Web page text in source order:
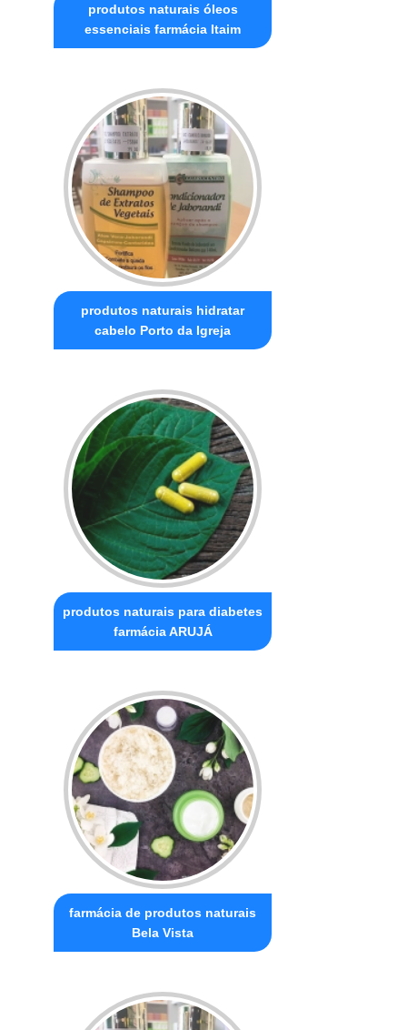
produtos naturais óleos
essenciais farmácia Itaim
produtos naturais hidratar
cabelo Porto da Igreja
produtos naturais para diabetes
farmácia ARUJÁ
farmácia de produtos naturais
Bela Vista